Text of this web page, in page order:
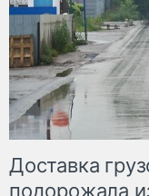
Доставка
подорожала